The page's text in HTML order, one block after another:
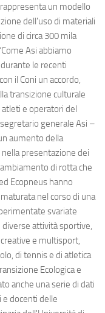
un modello
dell'uso di materiali
di circa 300 mila
Asi abbiamo
le recenti
il Coni un accordo,
transizione culturale
e operatori del
generale Asi –
aumento della
presentazione dei
di rotta che
Ecopneus hanno
nel corso di una
svariate
diverse attività sportive,
e multisport,
di tennis e di atletica
Ecologica e
anche una serie di dati
e docenti delle